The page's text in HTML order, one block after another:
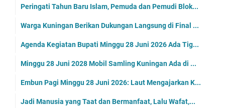
Peringati Tahun Baru Islam, Pemuda dan Pemudi Blok...
Warga Kuningan Berikan Dukungan Langsung di Final ...
Agenda Kegiatan Bupati Minggu 28 Juni 2026 Ada Tig...
Minggu 28 Juni 2028 Mobil Samling Kuningan Ada di ...
Embun Pagi Minggu 28 Juni 2026: Laut Mengajarkan K...
Jadi Manusia yang Taat dan Bermanfaat, Lalu Wafat,...